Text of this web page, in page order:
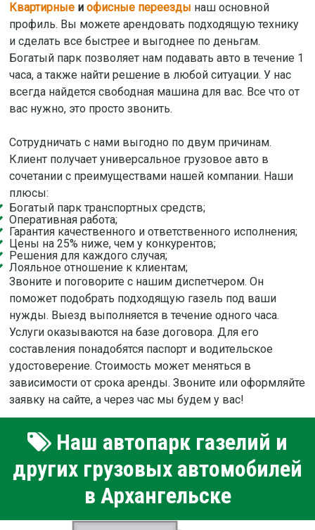
Квартирныеи офисные переезды наш основной
профиль. Вы можете арендовать подходящую технику
и сделать все быстрее и выгоднее по деньгам.
Богатый парк позволяет нам подавать авто в течение 1
часа, а также найти решение в любой ситуации. У нас
всегда найдется свободная машина для вас. Все что от
вас нужно, это просто звонить.
Сотрудничать с нами выгодно по двум причинам.
Клиент получает универсальное грузовое авто в
сочетании с преимуществами нашей компании. Наши
плюсы:
Богатый парк транспортных средств;
Оперативная работа;
Гарантия качественного и ответственного исполнения;
Цены на 25% ниже, чем у конкурентов;
Решения для каждого случая;
Лояльное отношение к клиентам;
Звоните и поговорите с нашим диспетчером. Он
поможет подобрать подходящую газель под ваши
нужды. Выезд выполняется в течение одного часа.
Услуги оказываются на базе договора. Для его
составления понадобятся паспорт и водительское
удостоверение. Стоимость может меняться в
зависимости от срока аренды. Звоните или оформляйте
заявку на сайте, а через час мы будем у вас!
Наш автопарк газелий и
других грузовых автомобилей
в Архангельске